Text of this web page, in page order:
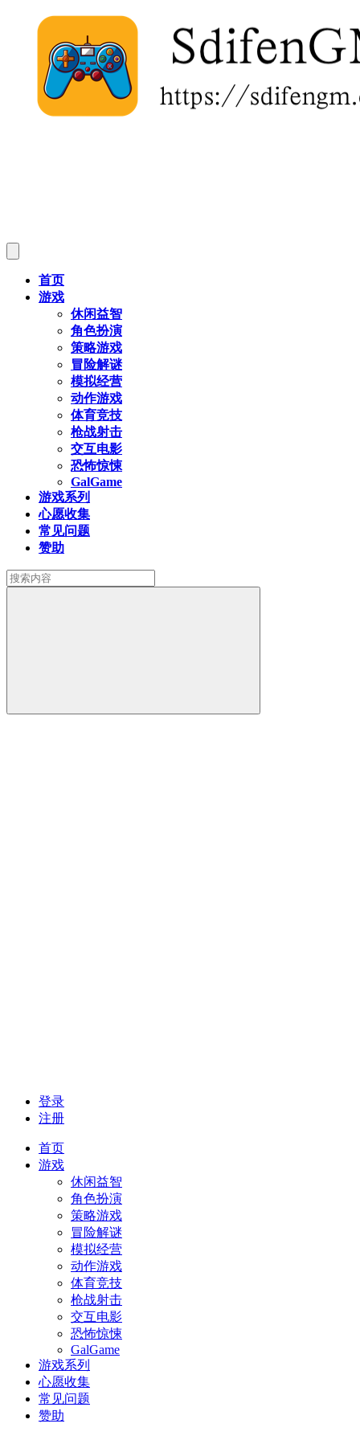
首页
游戏
休闲益智
角色扮演
策略游戏
冒险解谜
模拟经营
动作游戏
体育竞技
枪战射击
交互电影
恐怖惊悚
GalGame
游戏系列
心愿收集
常见问题
赞助
登录
注册
首页
游戏
休闲益智
角色扮演
策略游戏
冒险解谜
模拟经营
动作游戏
体育竞技
枪战射击
交互电影
恐怖惊悚
GalGame
游戏系列
心愿收集
常见问题
赞助